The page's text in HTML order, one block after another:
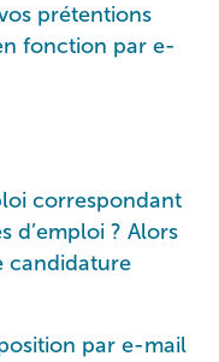
prétentions
fonction par e-
correspondant
d’emploi ? Alors
candidature
par e-mail